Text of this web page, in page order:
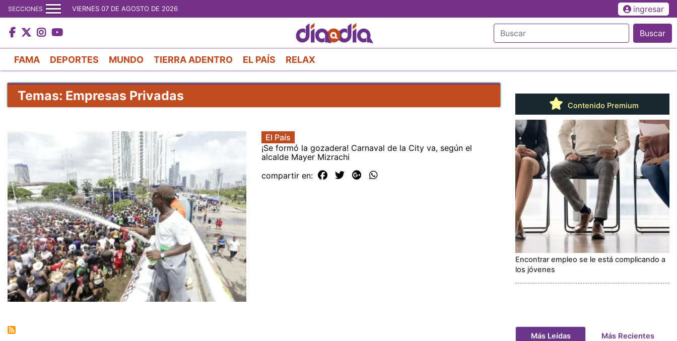
al
contenido
principal
SECCIONES VIERNES 07 DE AGOSTO DE 2026 ingresar
Buscar
FAMA DEPORTES MUNDO TIERRA ADENTRO EL PAÍS RELAX
Temas: Empresas Privadas
El País
¡Se formó la gozadera! Carnaval de la City va, según el
alcalde Mayer Mizrachi
compartir en:
Contenido Premium
Encontrar empleo se le está complicando a
los jóvenes
Más Leídas Más Recientes